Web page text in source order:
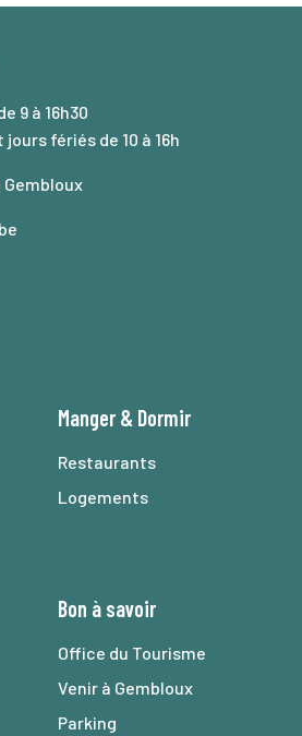
9 à 16h30
fériés de 10 à 16h
Gembloux
Manger & Dormir
Restaurants
Logements
Bon à savoir
Office du Tourisme
Venir à Gembloux
Parking